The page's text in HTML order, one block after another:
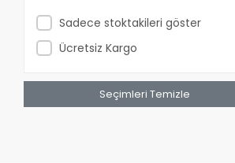
Sadece stoktakileri göster
Ücretsiz Kargo
Seçimleri Temizle